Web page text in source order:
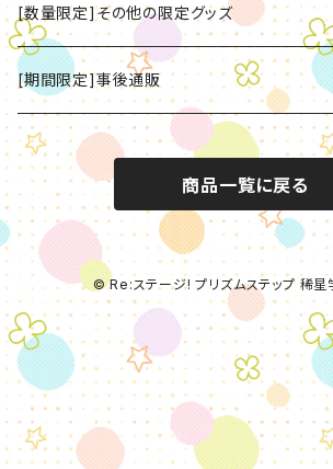
[数量限定]CD
[数量限定]グッズ
[数量限定]その他の限定グッズ
[期間限定]事後通販
商品一覧に戻る
© Re:ステージ! プリズムステップ 稀